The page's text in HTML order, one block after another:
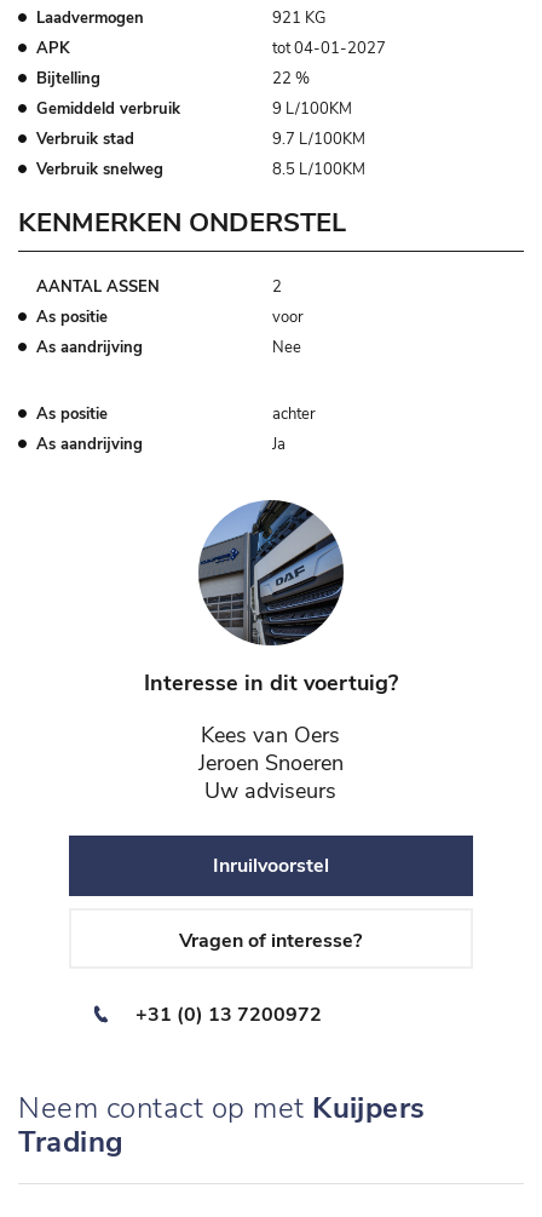
Laadvermogen
921 KG
APK
tot 04-01-2027
Bijtelling
22 %
Gemiddeld verbruik
9 L/100KM
Verbruik stad
9.7 L/100KM
Verbruik snelweg
8.5 L/100KM
KENMERKEN ONDERSTEL
AANTAL ASSEN
2
As positie
voor
As aandrijving
Nee
As positie
achter
As aandrijving
Ja
Interesse in dit voertuig?
Kees van Oers
Jeroen Snoeren
Uw adviseurs
Inruilvoorstel
Vragen of interesse?
+31 (0) 13 7200972
Neem contact op met Kuijpers
Trading